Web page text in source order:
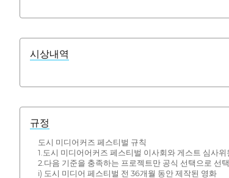
시상내역
규정
도시 미디어커즈 페스티벌 규칙
1.도시 미디어어커즈 페스티벌 이사회와 게스트 심사
2.다음 기준을 충족하는 프로젝트만 공식 선택으로 선
i) 도시 미디어 페스티벌 전 36개월 동안 제작된 영화